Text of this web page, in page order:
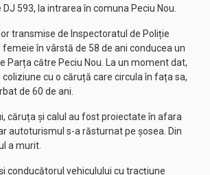
593, la intrarea în comuna Peciu Nou.
transmise de Inspectoratul de Poliție
în vârstă de 58 de ani conducea un
Parța către Peciu Nou. La un moment dat,
cu o căruță care circula în fața sa,
de 60 de ani.
căruța și calul au fost proiectate în afara
autoturismul s-a răsturnat pe șosea. Din
a murit.
conducătorul vehiculului cu tracțiune